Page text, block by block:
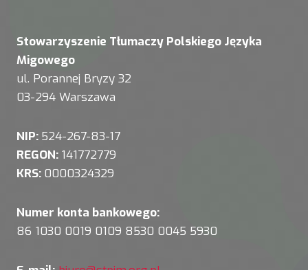
Stowarzyszenie Tłumaczy Polskiego Języka
Migowego
ul. Porannej Bryzy 32
03-294 Warszawa
NIP: 524-267-83-17
REGON: 141772779
KRS: 0000324329
Numer konta bankowego:
86 1030 0019 0109 8530 0045 5930